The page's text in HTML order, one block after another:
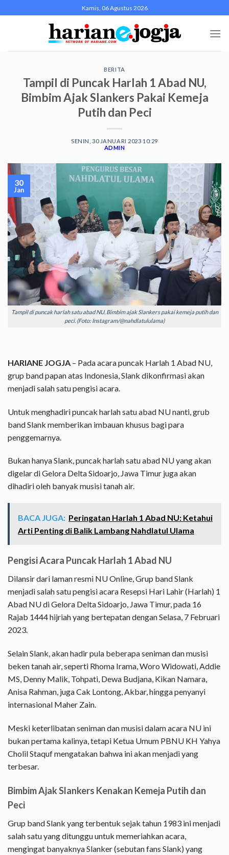
to
Kamis, 06 Agustus 2026
BERITA
Tampil di Puncak Harlah 1 Abad NU,
Bimbim Ajak Slankers Pakai Kemeja
Putih dan Peci
SENIN, 30 JANUARI 2023 10:29
ADMIN
Tampil di puncak harlah satu abad NU, Bimbim ajak Slankers pakai kemeja putih dan
peci. (Foto: Instagram/@nahdlatululama)
30
Jan
HARIANE JOGJA – Pada acara puncak Harlah 1 Abad NU,
grup band papan atas Indonesia, Slank dikonfirmasi akan
menjadi salah satu pengisi acara.
Untuk menghadiri puncak harlah satu abad NU nanti, grub
band Slank memberikan imbauan khusus bagi para
penggemarnya.
Bukan hanya Slank, puncak harlah satu abad NU yang akan
digelar di Gelora Delta Sidoarjo, Jawa Timur juga akan
dihadiri oleh banyak musisi tanah air.
BACA JUGA: Peringatan Harlah 1 Abad NU: Ketahui
Arti Penting di Balik Lambang Nahdlatul Ulama
Pengisi Acara Puncak Harlah 1 Abad NU
Dilansir dari laman resmi NU Online, Grup band Slank
menjadi salah satu pengisi acara Resepsi Hari Lahir (Harlah) 1
Abad NU di Gelora Delta Sidoarjo, Jawa Timur, pada 16
Rajab 1444 hijriah yang bertepatan dengan Selasa, 7 Februari
2023.
Selain Slank, akan hadir pula beberapa seniman dan musisi
beken tanah air, seperti Rhoma Irama, Woro Widowati, Addie
MS, Denny Malik, Tohpati, Dewa Budjana, Kikan Namara,
Anisa Rahman, juga Cak Lontong, Akbar, hingga penyanyi
internasional Maher Zain.
Meski keterlibatan seniman dan musisi dalam acara NU ini
bukan pertama kalinya, tetapi Ketua Umum PBNU KH Yahya
Cholil Staquf mengatakan bahwa ini akan menjadi yang
terbesar.
Bimbim Ajak Slankers Kenakan Kemeja Putih dan
Peci
Grup band Slank yang terbentuk sejak tahun 1983 ini menjadi
salah satu yang ditunggu untuk memeriahkan acara,
mengingat banyaknya Slanker (sebutan fans Slank) yang